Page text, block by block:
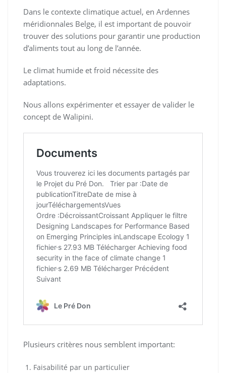
Dans le contexte climatique actuel, en Ardennes
méridionnales Belge, il est important de pouvoir
trouver des solutions pour garantir une production
d’aliments tout au long de l’année.
Le climat humide et froid nécessite des
adaptations.
Nous allons expérimenter et essayer de valider le
concept de Walipini.
Plusieurs critères nous semblent important:
Faisabilité par un particulier